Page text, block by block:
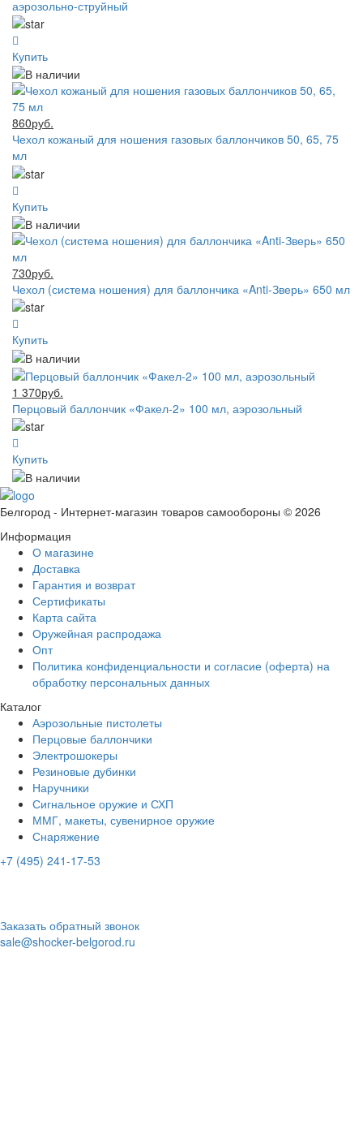
аэрозольно-струйный
Купить
860руб.
Чехол кожаный для ношения газовых баллончиков 50, 65, 75
мл
Купить
730руб.
Чехол (система ношения) для баллончика «Anti-Зверь» 650 мл
Купить
1 370руб.
Перцовый баллончик «Факел-2» 100 мл, аэрозольный
Купить
Белгород - Интернет-магазин товаров самообороны © 2026
Информация
О магазине
Доставка
Гарантия и возврат
Сертификаты
Карта сайта
Оружейная распродажа
Опт
Политика конфиденциальности и согласие (оферта) на
обработку персональных данных
Каталог
Аэрозольные пистолеты
Перцовые баллончики
Электрошокеры
Резиновые дубинки
Наручники
Сигнальное оружие и СХП
ММГ, макеты, сувенирное оружие
Снаряжение
+7 (495) 241-17-53
Заказать обратный звонок
sale@shocker-belgorod.ru